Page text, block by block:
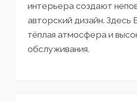
интерьера создают
авторский дизайн. Здесь
тёплая атмосфера и
обслуживания.